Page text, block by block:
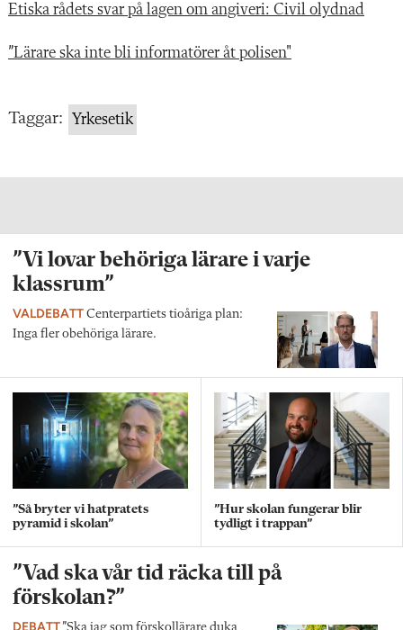
Etiska rådets svar på lagen om angiveri: Civil olydnad
”Lärare ska inte bli informatörer åt polisen"
Taggar: Yrkesetik
”Vi lovar behöriga lärare i varje
klassrum”
VALDEBATT Centerpartiets tioåriga plan:
Inga fler obehöriga lärare.
”Så bryter vi hatpratets
pyramid i skolan”
”Hur skolan fungerar blir
tydligt i trappan”
”Vad ska vår tid räcka till på
förskolan?”
DEBATT